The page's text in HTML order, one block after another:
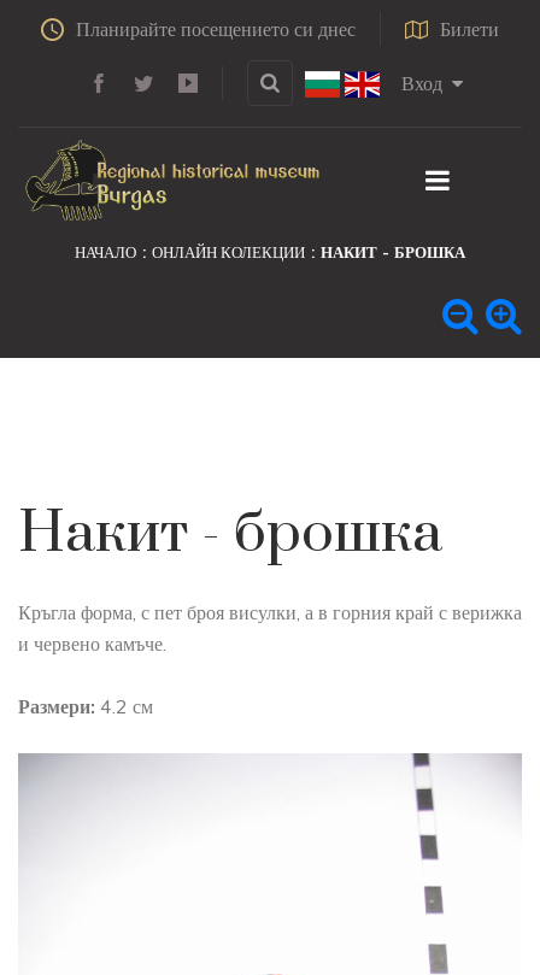
Планирайте посещението си днес Билети
Вход
НАЧАЛО ОНЛАЙН КОЛЕКЦИИ НАКИТ - БРОШКА
Накит - брошка
Кръгла форма, с пет броя висулки, а в горния край с верижка
и червено камъче.
Размери: 4.2 см